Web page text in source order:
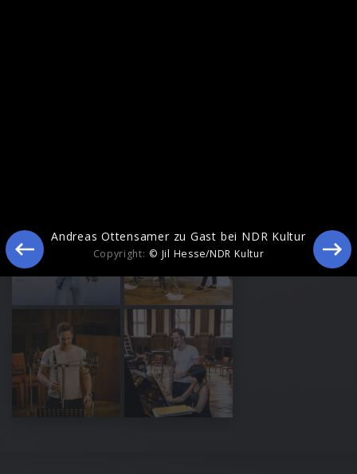
Andreas Ottensamer zu Gast bei NDR Kultur
Copyright: © Jil Hesse/NDR Kultur